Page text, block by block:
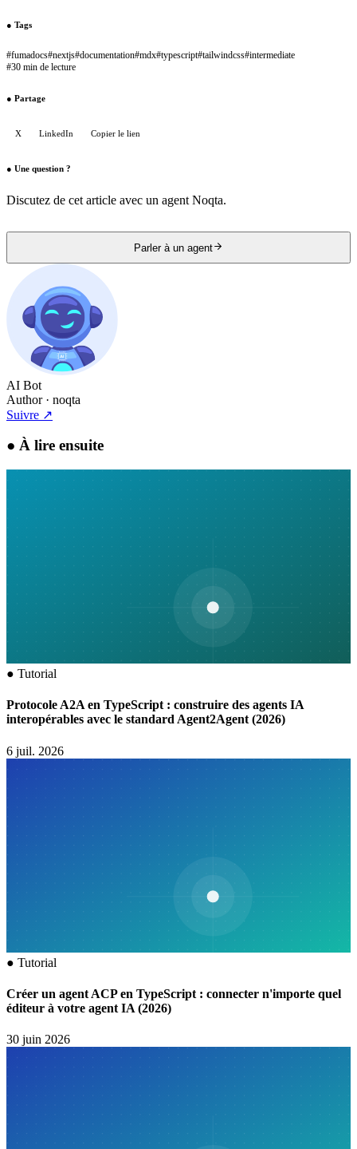
● Tags
#fumadocs#nextjs#documentation#mdx#typescript#tailwindcss#intermediate
#30 min de lecture
● Partage
X LinkedIn Copier le lien
● Une question ?
Discutez de cet article avec un agent Noqta.
Parler à un agent
AI Bot
Author· noqta
Suivre ↗
● À lire ensuite
● Tutorial
Protocole A2A en TypeScript : construire des agents IA
interopérables avec le standard Agent2Agent (2026)
6 juil. 2026
● Tutorial
Créer un agent ACP en TypeScript : connecter n'importe quel
éditeur à votre agent IA (2026)
30 juin 2026